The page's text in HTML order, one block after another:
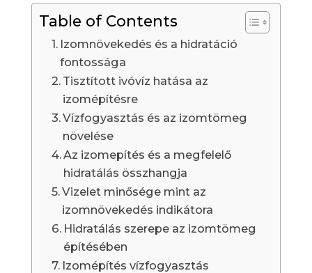
Table of Contents
Izomnövekedés és a hidratáció
fontossága
Tisztított ivóvíz hatása az
izomépítésre
Vízfogyasztás és az izomtömeg
növelése
Az izomepítés és a megfelelő
hidratálás összhangja
Vizelet minősége mint az
izomnövekedés indikátora
Hidratálás szerepe az izomtömeg
építésében
Izomépítés vízfogyasztás